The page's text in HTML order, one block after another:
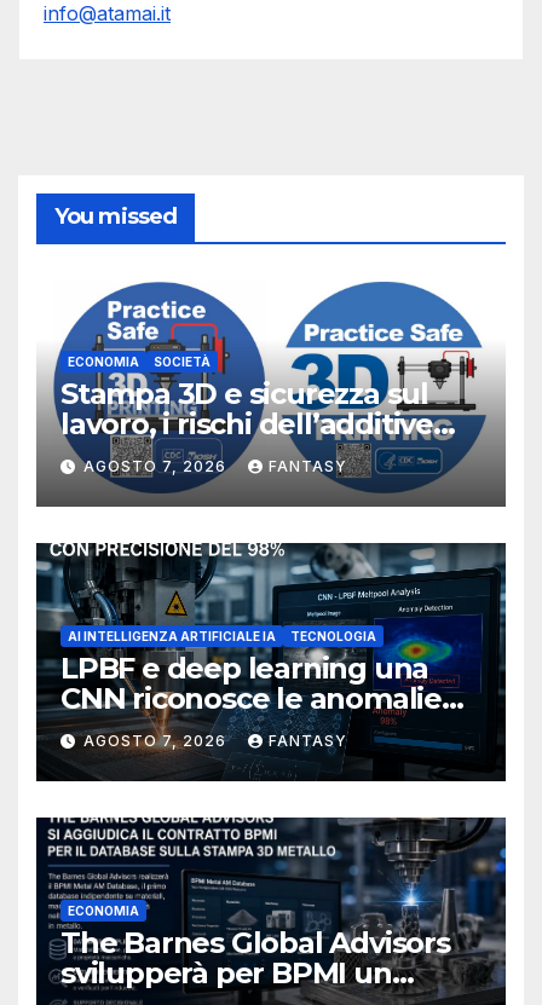
info@atamai.it
You missed
ECONOMIA SOCIETÀ
Stampa 3D e sicurezza sul
lavoro, i rischi dell’additive
manufacturing secondo
NIOSH
AGOSTO 7, 2026 FANTASY
AI INTELLIGENZA ARTIFICIALE IA TECNOLOGIA
LPBF e deep learning una
CNN riconosce le anomalie
del bagno di fusione
AGOSTO 7, 2026 FANTASY
ECONOMIA
The Barnes Global Advisors
svilupperà per BPMI un